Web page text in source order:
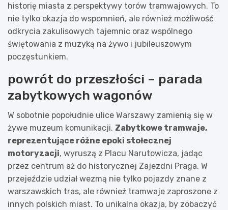
historię miasta z perspektywy torów tramwajowych. To
nie tylko okazja do wspomnień, ale również możliwość
odkrycia zakulisowych tajemnic oraz wspólnego
świętowania z muzyką na żywo i jubileuszowym
poczęstunkiem.
powrót do przeszłości – parada
zabytkowych wagonów
W sobotnie popołudnie ulice Warszawy zamienią się w
żywe muzeum komunikacji. Zabytkowe tramwaje,
reprezentujące różne epoki stołecznej
motoryzacji, wyruszą z Placu Narutowicza, jadąc
przez centrum aż do historycznej Zajezdni Praga. W
przejeździe udział wezmą nie tylko pojazdy znane z
warszawskich tras, ale również tramwaje zaproszone z
innych polskich miast. To unikalna okazja, by zobaczyć